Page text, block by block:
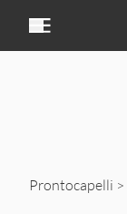
Prontocapelli >